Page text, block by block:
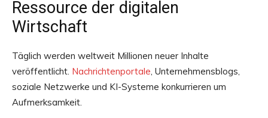
Ressource der digitalen
Wirtschaft
Täglich werden weltweit Millionen neuer Inhalte
veröffentlicht. Nachrichtenportale , Unternehmensblogs,
soziale Netzwerke und KI-Systeme konkurrieren um
Aufmerksamkeit.